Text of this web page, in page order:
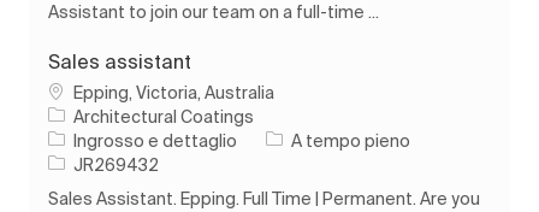
Assistant to join our team on a full-time ...
Sales assistant
Ubicazione
Epping, Victoria, Australia
Architectural Coatings
Categoria
Ingrosso e dettaglio Tipo di lavoro
A tempo pieno
ID processo
JR269432
Sales Assistant. Epping. Full Time | Permanent. Are you